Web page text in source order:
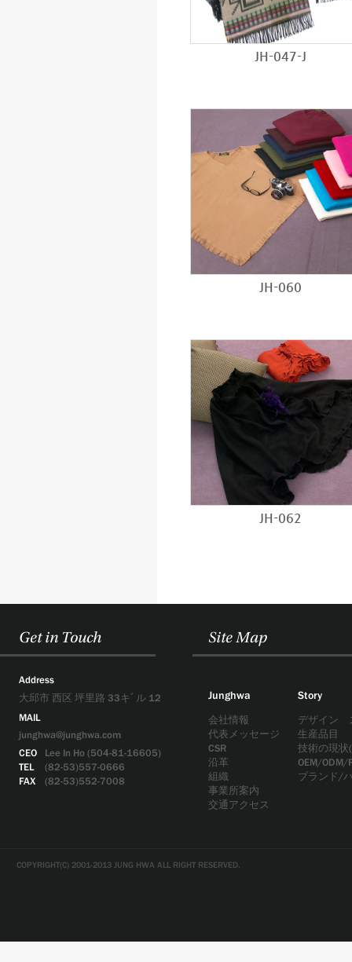
JH-047-J
JH-060
JH-062
Get in Touch
Address
大邱市 西区 坪里路 33キﾞル 12
MAIL
junghwa@junghwa.com
CEO
Lee In Ho (504-81-16605)
TEL
(82-53)557-0666
FAX
(82-53)552-7008
Site Map
Junghwa
会社情報
代表メッセージ
CSR
沿革
組織
事業所案内
交通アクセス
Story
デザイン
生産品目
技術の現状
OEM/ODM/
ブランド/
COPYRIGHT(C) 2001-2013 JUNG HWA ALL RIGHT RESERVED.